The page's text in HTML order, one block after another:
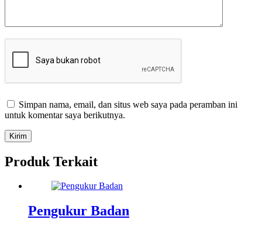
Simpan nama, email, dan situs web saya pada peramban ini
untuk komentar saya berikutnya.
Kirim
Produk Terkait
Pengukur Badan